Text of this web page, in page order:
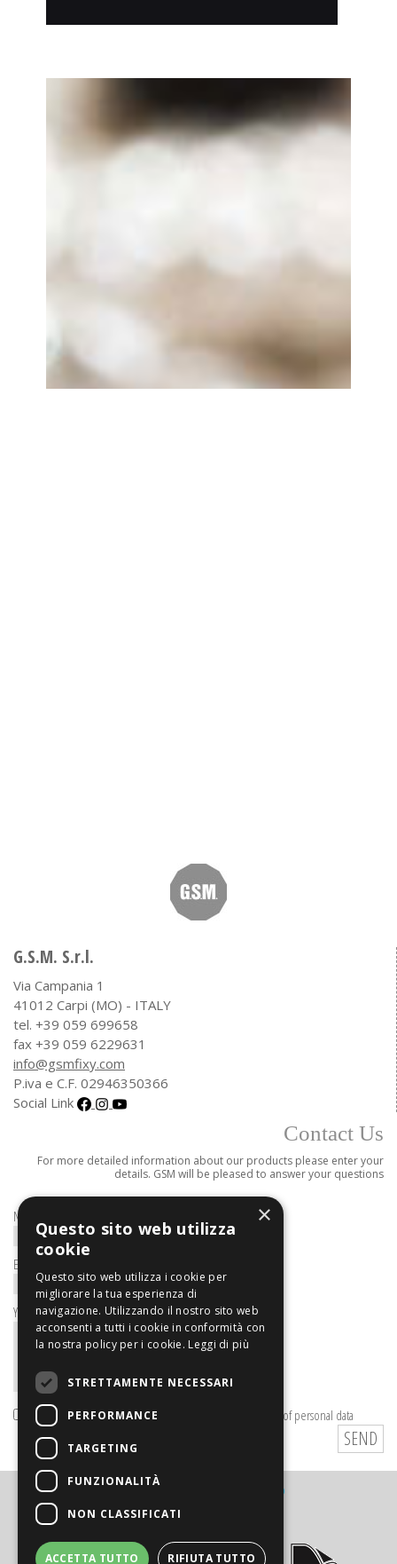
G.S.M. S.r.l.
Via Campania 1
41012 Carpi (MO) - ITALY
tel. +39 059 699658
fax +39 059 6229631
info@gsmfixy.com
P.iva e C.F. 02946350366
Social Link
Contact Us
For more detailed information about our products please enter your
details. GSM will be pleased to answer your questions
Name / Company*
E-mail
Your Message
Read your Privacy Policy I consent to the processing of personal data
powered by: Web
×
Questo sito web utilizza
cookie
Questo sito web utilizza i cookie per
migliorare la tua esperienza di
navigazione. Utilizzando il nostro sito web
acconsenti a tutti i cookie in conformità con
la nostra policy per i cookie. Leggi di più
STRETTAMENTE NECESSARI
PERFORMANCE
TARGETING
FUNZIONALITÀ
NON CLASSIFICATI
ACCETTA TUTTO RIFIUTA TUTTO